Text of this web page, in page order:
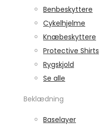
Benbeskyttere
Cykelhjelme
Knæbeskyttere
Protective Shirts
Rygskjold
Se alle
Beklædning
Baselayer